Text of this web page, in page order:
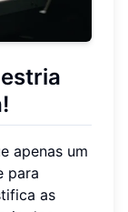
apenas um
para
as